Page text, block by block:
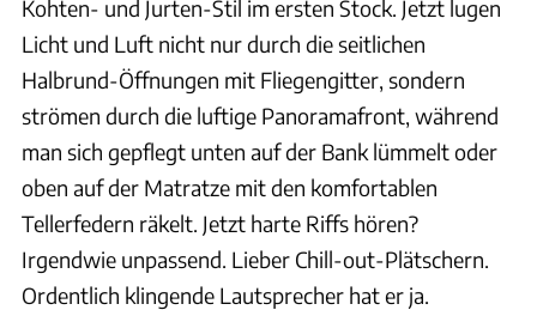
Kohten- und Jurten-Stil im ersten Stock. Jetzt lugen
Licht und Luft nicht nur durch die seitlichen
Halbrund-Öffnungen mit Fliegengitter, sondern
strömen durch die luftige Panoramafront, während
man sich gepflegt unten auf der Bank lümmelt oder
oben auf der Matratze mit den komfortablen
Tellerfedern räkelt. Jetzt harte Riffs hören?
Irgendwie unpassend. Lieber Chill-out-Plätschern.
Ordentlich klingende Lautsprecher hat er ja.